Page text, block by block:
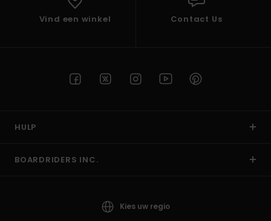
Vind een winkel Contact Us
HULP
BOARDRIDERS INC.
Kies uw regio